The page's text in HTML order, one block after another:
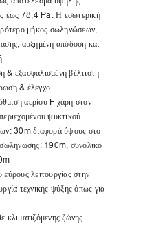
έως 78,4 Pa. Η εσωτερική
μήκος σωληνώσεων,
αυξημένη απόδοση και
& εξασφαλισμένη βέλτιστη
& έλεγχο
αερίου F χάρη στον
ψυκτικού
30m διαφορά ύψους στο
190m, συνολικό
λειτουργίας στην
τεχνικής ψύξης όπως για
κλιματιζόμενης ζώνης